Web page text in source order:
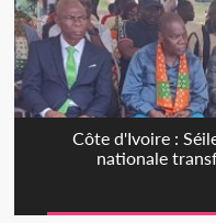
Côte d'Ivoire :
nationale